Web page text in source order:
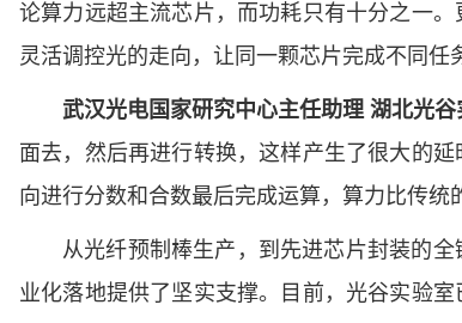
论算力远超主流芯片，而功耗只有十分之一
灵活调控光的走向，让同一颗芯片完成不同任
武汉光电国家研究中心主任助理 湖北光谷
面去，然后再进行转换，这样产生了很大的
向进行分数和合数最后完成运算，算力比传统
从光纤预制棒生产，到先进芯片封装的
业化落地提供了坚实支撑。目前，光谷实验